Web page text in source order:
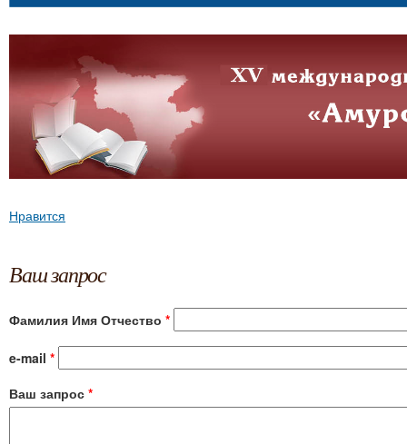
Нравится
Ваш запрос
Фамилия Имя Отчество *
e-mail *
Ваш запрос *